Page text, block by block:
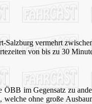
vermehrt
von bis zu 30
im Gegensatz zu
ohne große